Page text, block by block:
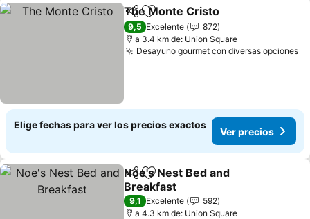
CompartirAgregar a favoritos
The Monte Cristo
9,5 Excelente
872
a 3.4 km de: Union Square
Desayuno gourmet con diversas opciones
Elige fechas para ver los precios exactos
Ver precios
CompartirAgregar a favoritos
Noe's Nest Bed and
Breakfast
Ver precios
9,1 Excelente
592
a 4.3 km de: Union Square